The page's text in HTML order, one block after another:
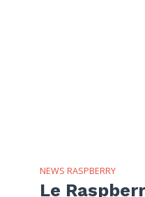
NEWS RASPBERRY
Le